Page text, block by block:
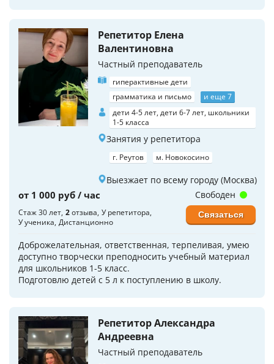
Репетитор Елена
Валентиновна
Частный преподаватель
гиперактивные дети
грамматика и письмо
и еще 7
дети 4-5 лет, дети 6-7 лет, школьники
1-5 класса
Занятия у репетитора
г. Реутов м. Новокосино
Выезжает по всему городу (Москва)
от 1 000 руб / час
Стаж 30 лет 2отзыва У репетитора
У ученика Дистанционно
Доброжелательная, ответственная, терпеливая, умею
доступно творчески преподносить учебный материал
для школьников 1-5 класс.
Подготовлю детей с 5 л к поступлению в школу.
Свободен
Связаться
Репетитор Александра
Андреевна
Частный преподаватель